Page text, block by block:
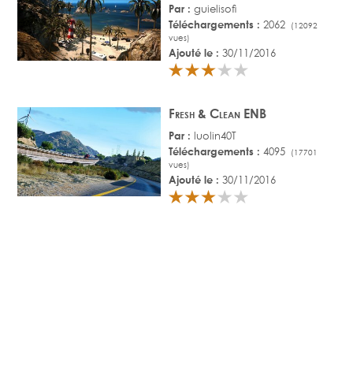
Par : guielisofi
Téléchargements : 2062
(12092
vues)
Ajouté le : 30/11/2016
Fresh & Clean ENB
Par : luolin40T
Téléchargements : 4095
(17701
vues)
Ajouté le : 30/11/2016